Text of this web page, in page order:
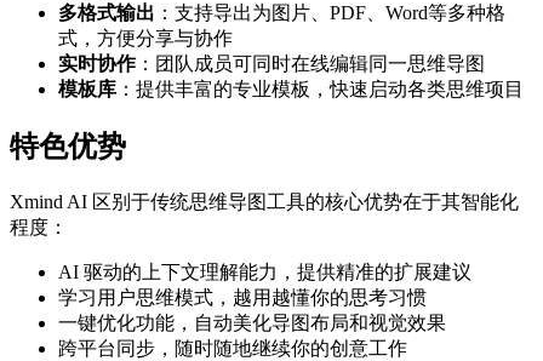
多格式输出 ：支持导出为图片、PDF、Word等多种格
式，方便分享与协作
实时协作：团队成员可同时在线编辑同一思维导图
模板库 ：提供丰富的专业模板，快速启动各类思维项目
特色优势
Xmind AI 区别于传统思维导图工具的核心优势在于其智能化
程度：
AI 驱动的上下文理解能力，提供精准的扩展建议
学习用户思维模式，越用越懂你的思考习惯
一键优化功能，自动美化导图布局和视觉效果
跨平台同步，随时随地继续你的创意工作